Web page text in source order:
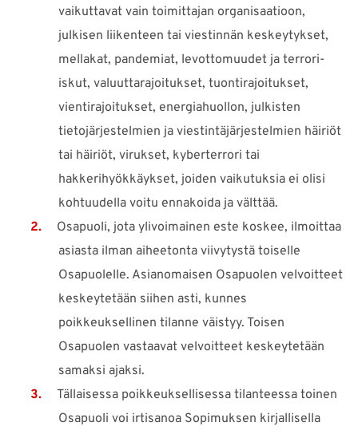
vaikuttavat vain toimittajan organisaatioon,
julkisen liikenteen tai viestinnän keskeytykset,
mellakat, pandemiat, levottomuudet ja terrori-
iskut, valuuttarajoitukset, tuontirajoitukset,
vientirajoitukset, energiahuollon, julkisten
tietojärjestelmien ja viestintäjärjestelmien häiriöt
tai häiriöt, virukset, kyberterrori tai
hakkerihyökkäykset, joiden vaikutuksia ei olisi
kohtuudella voitu ennakoida ja välttää.
Osapuoli, jota ylivoimainen este koskee, ilmoittaa
asiasta ilman aiheetonta viivytystä toiselle
Osapuolelle. Asianomaisen Osapuolen velvoitteet
keskeytetään siihen asti, kunnes
poikkeuksellinen tilanne väistyy. Toisen
Osapuolen vastaavat velvoitteet keskeytetään
samaksi ajaksi.
Tällaisessa poikkeuksellisessa tilanteessa toinen
Osapuoli voi irtisanoa Sopimuksen kirjallisella